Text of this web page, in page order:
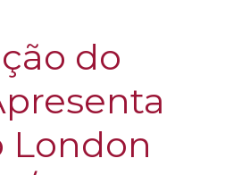
do
London